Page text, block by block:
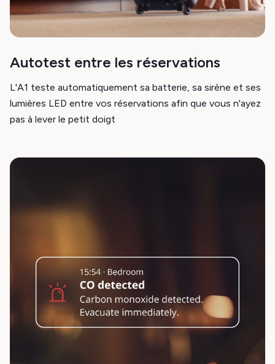
Autotest entre les réservations
L'A1 teste automatiquement sa batterie, sa sirène et ses
lumières LED entre vos réservations afin que vous n'ayez
pas à lever le petit doigt